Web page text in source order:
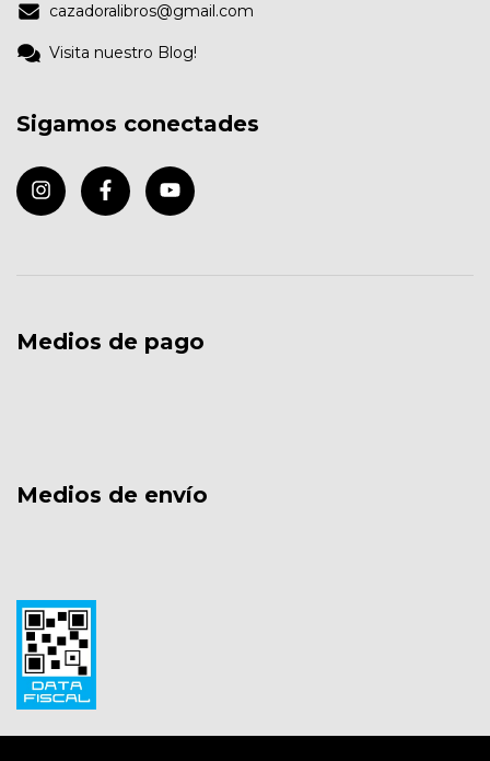
cazadoralibros@gmail.com
Visita nuestro Blog!
Sigamos conectades
Medios de pago
Medios de envío